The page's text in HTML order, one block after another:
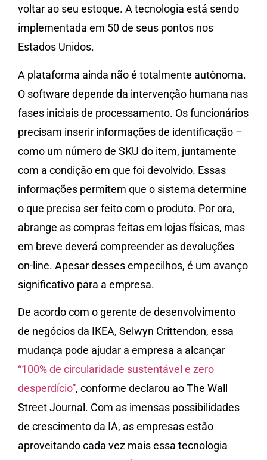
voltar ao seu estoque. A tecnologia está sendo
implementada em 50 de seus pontos nos
Estados Unidos.
A plataforma ainda não é totalmente autônoma.
O software depende da intervenção humana nas
fases iniciais de processamento. Os funcionários
precisam inserir informações de identificação –
como um número de SKU do item, juntamente
com a condição em que foi devolvido. Essas
informações permitem que o sistema determine
o que precisa ser feito com o produto. Por ora,
abrange as compras feitas em lojas físicas, mas
em breve deverá compreender as devoluções
on-line. Apesar desses empecilhos, é um avanço
significativo para a empresa.
De acordo com o gerente de desenvolvimento
de negócios da IKEA, Selwyn Crittendon, essa
mudança pode ajudar a empresa a alcançar
“100% de circularidade sustentável e zero
desperdício”, conforme declarou ao The Wall
Street Journal. Com as imensas possibilidades
de crescimento da IA, as empresas estão
aproveitando cada vez mais essa tecnologia